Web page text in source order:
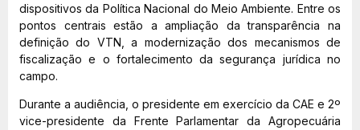
dispositivos da Política Nacional do Meio Ambiente. Entre os
pontos centrais estão a ampliação da transparência na
definição do VTN, a modernização dos mecanismos de
fiscalização e o fortalecimento da segurança jurídica no
campo.
Durante a audiência, o presidente em exercício da CAE e 2º
vice-presidente da Frente Parlamentar da Agropecuária